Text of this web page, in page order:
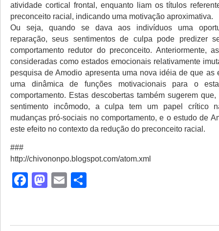
atividade cortical frontal, enquanto liam os títulos
preconceito racial, indicando uma motivação aproximativa.
Ou seja, quando se dava aos indivíduos uma
reparação, seus sentimentos de culpa pode predizer
comportamento redutor do preconceito. Anteriormente,
consideradas como estados emocionais relativamente
pesquisa de Amodio apresenta uma nova idéia de que as
uma dinâmica de funções motivacionais para o
comportamento. Estas descobertas também sugerem
sentimento incômodo, a culpa tem um papel crítico
mudanças pró-sociais no comportamento, e o estudo de
este efeito no contexto da redução do preconceito racial.
###
http://chivononpo.blogspot.com/atom.xml
Facebook
Mastodon
Email